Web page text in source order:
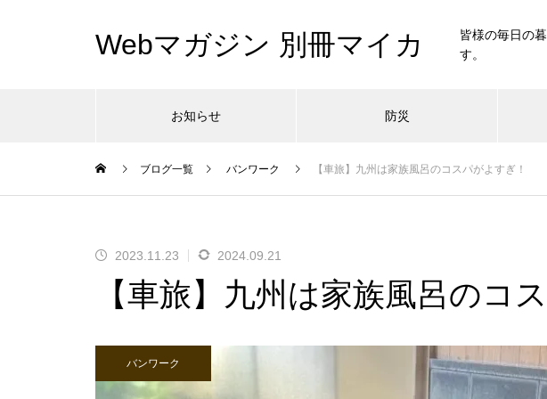
Webマガジン 別冊マイカ
皆様の毎日の
す。
お知らせ 防災
ブログ一覧 バンワーク 【車旅】九州は家族風呂のコスパがよすぎ！
2023.11.23 2024.09.21
【車旅】九州は家族風呂のコ
バンワーク